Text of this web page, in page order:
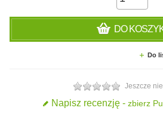
DO
Do
Jeszcze
Napisz recenzję - zbierz